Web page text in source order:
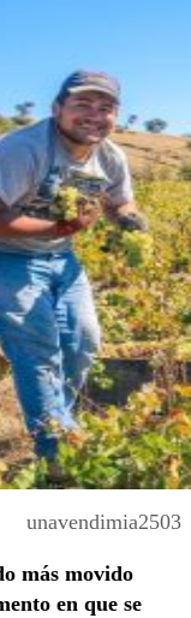
unavendimia2503
más movido
en que se